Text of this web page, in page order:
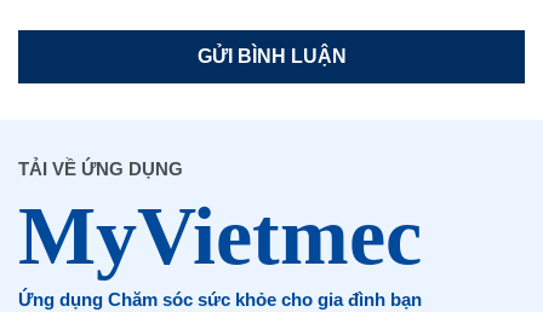
TẢI VỀ ỨNG DỤNG
Ứng dụng Chăm sóc sức khỏe cho gia đình bạn